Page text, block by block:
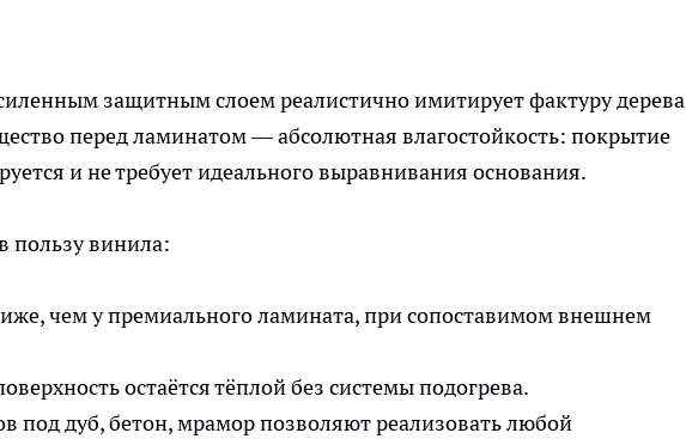
защитным слоем реалистично имитирует фактуру дерева
перед ламинатом — абсолютная влагостойкость: покрытие
и не требует идеального выравнивания основания.
пользу винила:
чем у премиального ламината, при сопоставимом внешнем
остаётся тёплой без системы подогрева.
под дуб, бетон, мрамор позволяют реализовать любой